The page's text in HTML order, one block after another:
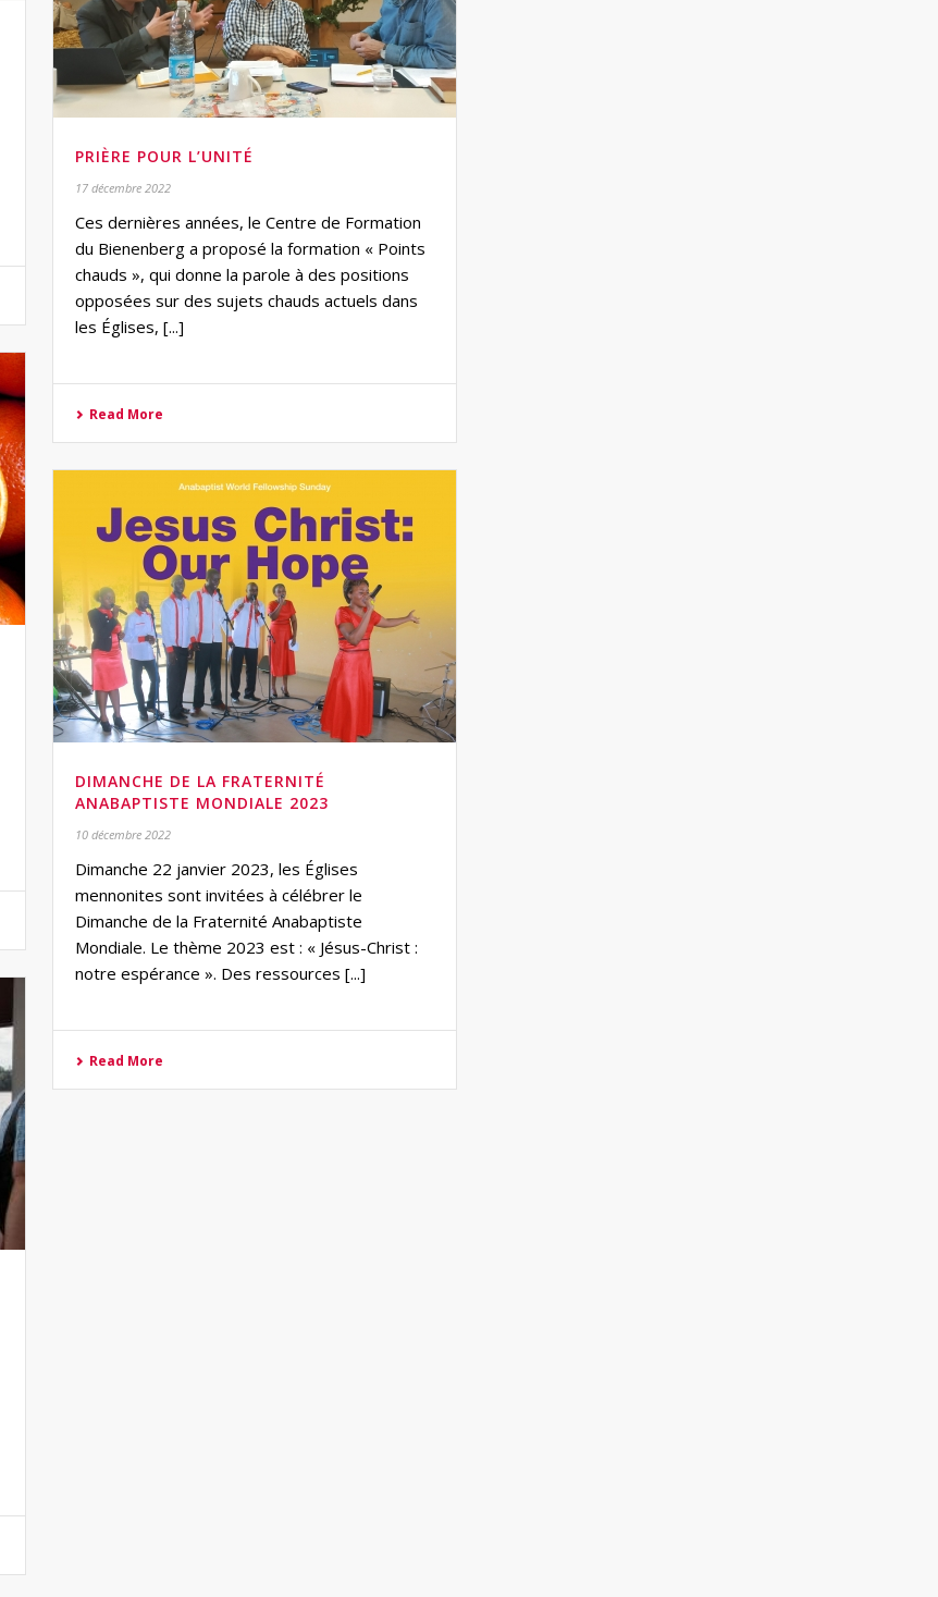
PRIÈRE POUR L’UNITÉ
17 décembre 2022
Ces dernières années, le Centre de Formation
du Bienenberg a proposé la formation « Points
chauds », qui donne la parole à des positions
opposées sur des sujets chauds actuels dans
les Églises, [...]
Read More
DIMANCHE DE LA FRATERNITÉ
ANABAPTISTE MONDIALE 2023
10 décembre 2022
Dimanche 22 janvier 2023, les Églises
mennonites sont invitées à célébrer le
Dimanche de la Fraternité Anabaptiste
Mondiale. Le thème 2023 est : « Jésus-Christ :
notre espérance ». Des ressources [...]
Read More